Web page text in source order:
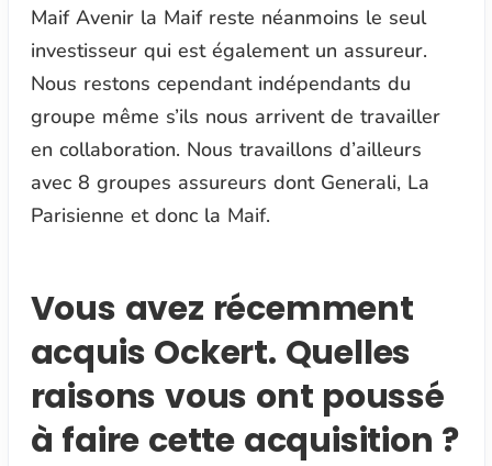
Maif Avenir la Maif reste néanmoins le seul
investisseur qui est également un assureur.
Nous restons cependant indépendants du
groupe même s’ils nous arrivent de travailler
en collaboration. Nous travaillons d’ailleurs
avec 8 groupes assureurs dont Generali, La
Parisienne et donc la Maif.
Vous avez récemment
acquis Ockert. Quelles
raisons vous ont poussé
à faire cette acquisition ?